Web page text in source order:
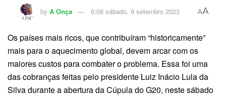
by A Onça 6:08 sábado, 9 setembro 2023 AA
Os países mais ricos, que contribuíram “historicamente”
mais para o aquecimento global, devem arcar com os
maiores custos para combater o problema. Essa foi uma
das cobranças feitas pelo presidente Luiz Inácio Lula da
Silva durante a abertura da Cúpula do G20, neste sábado